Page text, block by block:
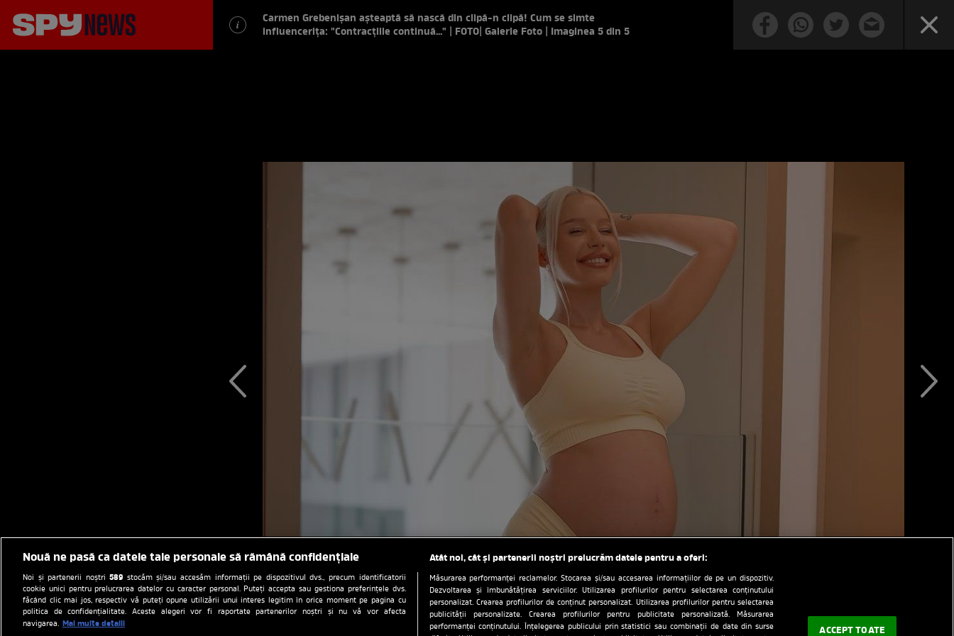
Carmen Grebenișan așteaptă să nască din clipă-n clipă! Cum se simte
influencerița: "Contracțiile continuă..." | FOTO| Galerie Foto | Imaginea 5 din 5
Nouă ne pasă ca datele tale personale să rămână confidențiale
Noi și partenerii noștri589 stocăm și/sau accesăm informații pe dispozitivul dvs., precum identificatorii
cookie unici pentru prelucrarea datelor cu caracter personal. Puteți accepta sau gestiona preferințele dvs.
făcând clic mai jos, respectiv vă puteți opune utilizării unui interes legitim în orice moment pe pagina cu
politica de confidențialitate. Aceste alegeri vor fi raportate partenerilor noștri și nu vă vor afecta
navigarea. Mai multe detalii
Atât noi, cât și partenerii noștri prelucrăm datele pentru a oferi:
Măsurarea performanței reclamelor. Stocarea și/sau accesarea informațiilor de pe un dispozitiv.
Dezvoltarea și îmbunătățirea serviciilor. Utilizarea profilurilor pentru selectarea conținutului
personalizat. Crearea profilurilor de conținut personalizat. Utilizarea profilurilor pentru selectarea
publicității personalizate. Crearea profilurilor pentru publicitate personalizată. Măsurarea
performanței conținutului. Înțelegerea publicului prin statistici sau combinații de date din surse
ACCEPT TOATE